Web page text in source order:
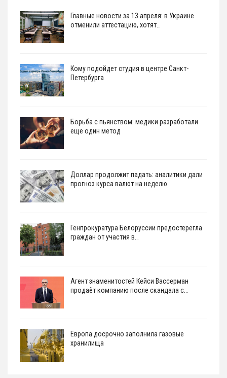
Главные новости за 13 апреля: в Украине
отменили аттестацию, хотят…
Кому подойдет студия в центре Санкт-
Петербурга
Борьба с пьянством: медики разработали
еще один метод
Доллар продолжит падать: аналитики дали
прогноз курса валют на неделю
Генпрокуратура Белоруссии предостерегла
граждан от участия в…
Агент знаменитостей Кейси Вассерман
продаёт компанию после скандала с…
Европа досрочно заполнила газовые
хранилища